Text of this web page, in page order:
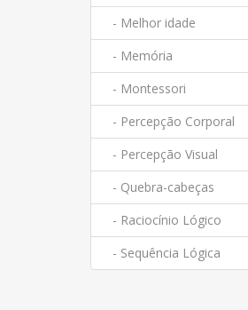
- Melhor idade
- Memória
- Montessori
- Percepção Corporal
- Percepção Visual
- Quebra-cabeças
- Raciocínio Lógico
- Sequência Lógica